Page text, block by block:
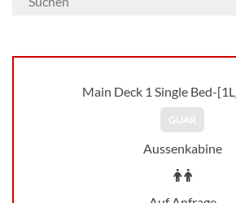
Main Deck 1 Single Bed-
GUAR
Aussenkabine